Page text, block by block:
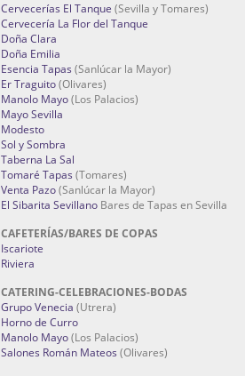
Cervecerías El Tanque (Sevilla y Tomares)
Cervecería La Flor del Tanque
Doña Clara
Doña Emilia
Esencia Tapas (Sanlúcar la Mayor)
Er Traguito(Olivares)
Manolo Mayo(Los Palacios)
Mayo Sevilla
Modesto
Sol y Sombra
Taberna La Sal
Tomaré Tapas (Tomares)
Venta Pazo(Sanlúcar la Mayor)
El Sibarita Sevillano Bares de Tapas en Sevilla
CAFETERÍAS/BARES DE COPAS
Iscariote
Riviera
CATERING-CELEBRACIONES-BODAS
Grupo Venecia (Utrera)
Horno de Curro
Manolo Mayo(Los Palacios)
Salones Román Mateos (Olivares)